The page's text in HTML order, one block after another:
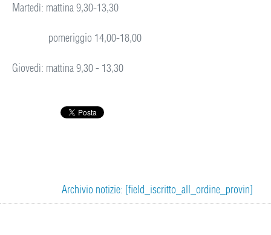
Martedì: mattina 9,30-13,30
pomeriggio 14,00-18,00
Giovedì: mattina 9,30 - 13,30
Archivio notizie: [field_iscritto_all_ordine_provin]